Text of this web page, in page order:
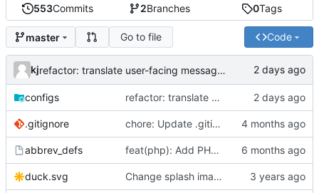
553Commits 2Branches 0Tags
master Go to file Code
kj refactor: translate user-facing messages to English
configs refactor: translate user-facing messages to English
.gitignore chore: Update .gitignore file
abbrev_defs feat(php): Add PHP mode abbrev table
duck.svg Change splash image from a .png to the original svg.